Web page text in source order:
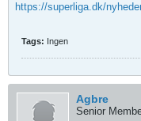
https://superliga.dk/
Tags: Ingen
Agbre
Senior